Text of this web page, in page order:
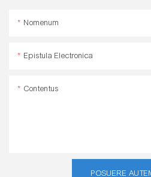
Nomenum
Epistula Electronica
Contentus
POSUERE